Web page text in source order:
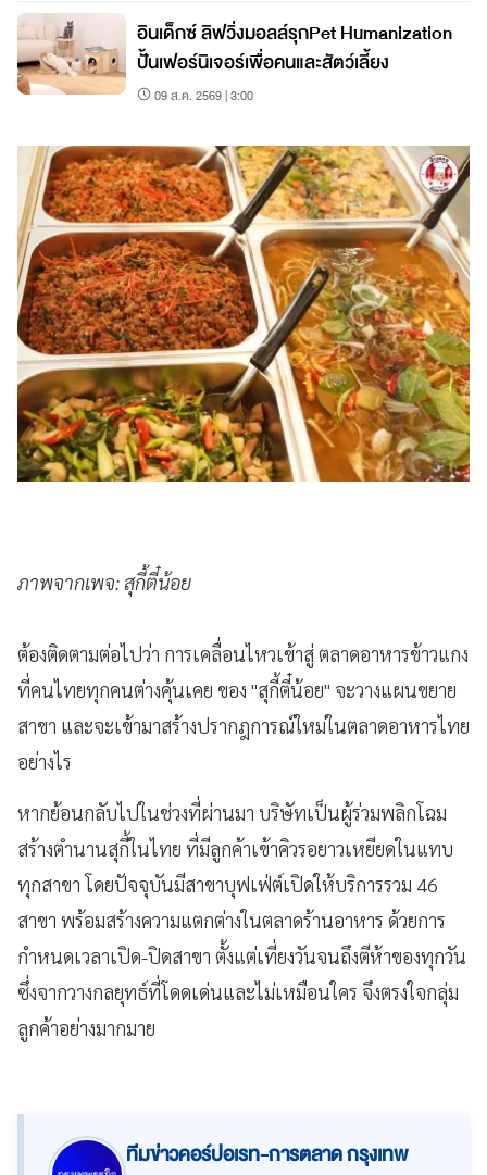
อินเด็กซ์ ลิฟวิ่งมอลล์รุกPet Humanization
ปั้นเฟอร์นิเจอร์เพื่อคนและสัตว์เลี้ยง
09 ส.ค. 2569 | 3:00
ภาพจากเพจ: สุกี้ตี๋น้อย
ต้องติดตามต่อไปว่า การเคลื่อนไหวเข้าสู่ ตลาดอาหารข้าวแกง
ที่คนไทยทุกคนต่างคุ้นเคย ของ "สุกี้ตี๋น้อย" จะวางแผนขยาย
สาขา และจะเข้ามาสร้างปรากฎการณ์ใหม่ในตลาดอาหารไทย
อย่างไร
หากย้อนกลับไปในช่วงที่ผ่านมา บริษัทเป็นผู้ร่วมพลิกโฉม
สร้างตำนานสุกี้ในไทย ที่มีลูกค้าเข้าคิวรอยาวเหยียดในแทบ
ทุกสาขา โดยปัจจุบันมีสาขาบุฟเฟ่ต์เปิดให้บริการรวม 46
สาขา พร้อมสร้างความแตกต่างในตลาดร้านอาหาร ด้วยการ
กำหนดเวลาเปิด-ปิดสาขา ตั้งแต่เที่ยงวันจนถึงตีห้าของทุกวัน
ซึ่งจากวางกลยุทธ์ที่โดดเด่นและไม่เหมือนใคร จึงตรงใจกลุ่ม
ลูกค้าอย่างมากมาย
ทีมข่าวคอร์ปอเรท-การตลาด กรุงเทพ